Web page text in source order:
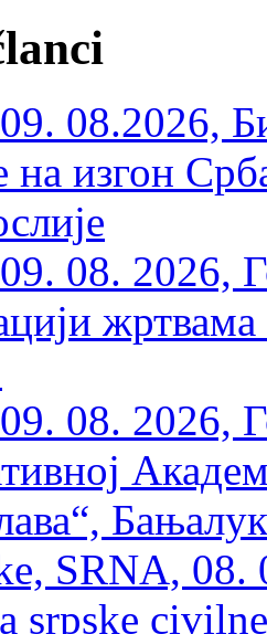
08.2026,
на изгон
08. 2026,
жртвама
08. 2026,
SRNA,
srpske